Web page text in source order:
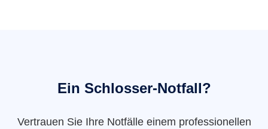
Ein Schlosser-Notfall?
Vertrauen Sie Ihre Notfälle einem professionellen